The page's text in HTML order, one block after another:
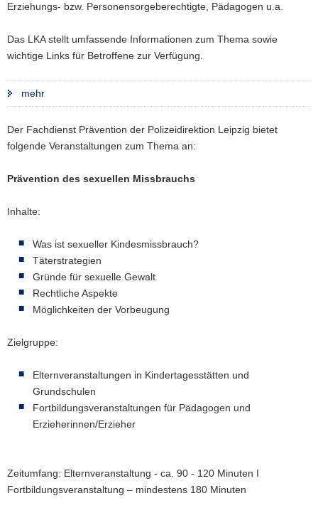
a
i
g
i
Erziehungs- bzw. Personensorgeberechtigte, Pädagogen u.a.
Das LKA stellt umfassende Informationen zum Thema sowie
wichtige Links für Betroffene zur Verfügung.
mehr
Der Fachdienst Prävention der Polizeidirektion Leipzig bietet
folgende Veranstaltungen zum Thema an:
Prävention des sexuellen Missbrauchs
Inhalte:
Was ist sexueller Kindesmissbrauch?
Täterstrategien
Gründe für sexuelle Gewalt
Rechtliche Aspekte
Möglichkeiten der Vorbeugung
Zielgruppe:
Elternveranstaltungen in Kindertagesstätten und
Grundschulen
Fortbildungsveranstaltungen für Pädagogen und
Erzieherinnen/Erzieher
Zeitumfang: Elternveranstaltung - ca. 90 - 120 Minuten I
Fortbildungsveranstaltung – mindestens 180 Minuten